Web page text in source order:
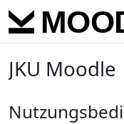
Skip to main content
JKU Moodle